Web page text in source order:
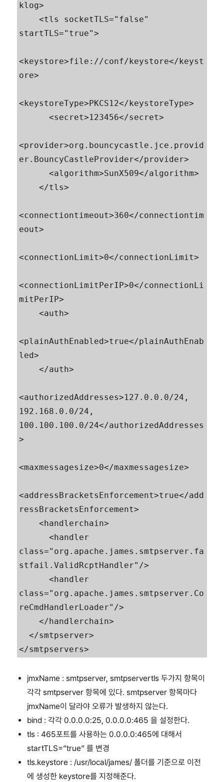
klog>
    <tls socketTLS="false"
startTLS="true">
<keystore>file://conf/keystore</keyst
ore>
<keystoreType>PKCS12</keystoreType>
      <secret>123456</secret>
<provider>org.bouncycastle.jce.provid
er.BouncyCastleProvider</provider>
      <algorithm>SunX509</algorithm>
    </tls>
<connectiontimeout>360</connectiontim
eout>
<connectionLimit>0</connectionLimit>
<connectionLimitPerIP>0</connectionLi
mitPerIP>
    <auth>
<plainAuthEnabled>true</plainAuthEnab
led>
    </auth>
<authorizedAddresses>127.0.0.0/24,
192.168.0.0/24,
100.100.100.0/24</authorizedAddresses
>
<maxmessagesize>0</maxmessagesize>
<addressBracketsEnforcement>true</add
ressBracketsEnforcement>
    <handlerchain>
      <handler
class="org.apache.james.smtpserver.fa
stfail.ValidRcptHandler"/>
      <handler
class="org.apache.james.smtpserver.Co
reCmdHandlerLoader"/>
    </handlerchain>
  </smtpserver>
</smtpservers>
jmxName : smtpserver, smtpservertls 두가지 항목이
각각 smtpserver 항목에 있다. smtpserver 항목마다
jmxName이 달라야 오류가 발생하지 않는다.
bind : 각각 0.0.0.0:25, 0.0.0.0:465 을 설정한다.
tls : 465포트를 사용하는 0.0.0.0:465에 대해서
startTLS=”true” 를 변경
tls.keystore : /usr/local/james/ 폴더를 기준으로 이전
에 생성한 keystore를 지정해준다.